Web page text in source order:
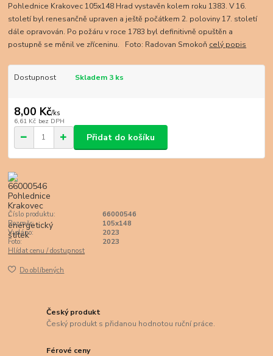
Pohlednice Krakovec 105x148 Hrad vystavěn kolem roku 1383. V 16.
století byl renesančně upraven a ještě počátkem 2. poloviny 17. století
dále opravován. Po požáru v roce 1783 byl definitivně opuštěn a
postupně se měnil ve zříceninu. Foto: Radovan Smokoň celý popis
Dostupnost Skladem 3 ks
8,00 Kč/ks
6,61 Kč bez DPH
Přidat do košíku
Číslo produktu:
66000546
Rozměr:
105x148
Vydáno:
2023
Foto:
2023
Hlídat cenu / dostupnost
Do oblíbených
Český produkt
Český produkt s přidanou hodnotou ruční práce.
Férové ceny